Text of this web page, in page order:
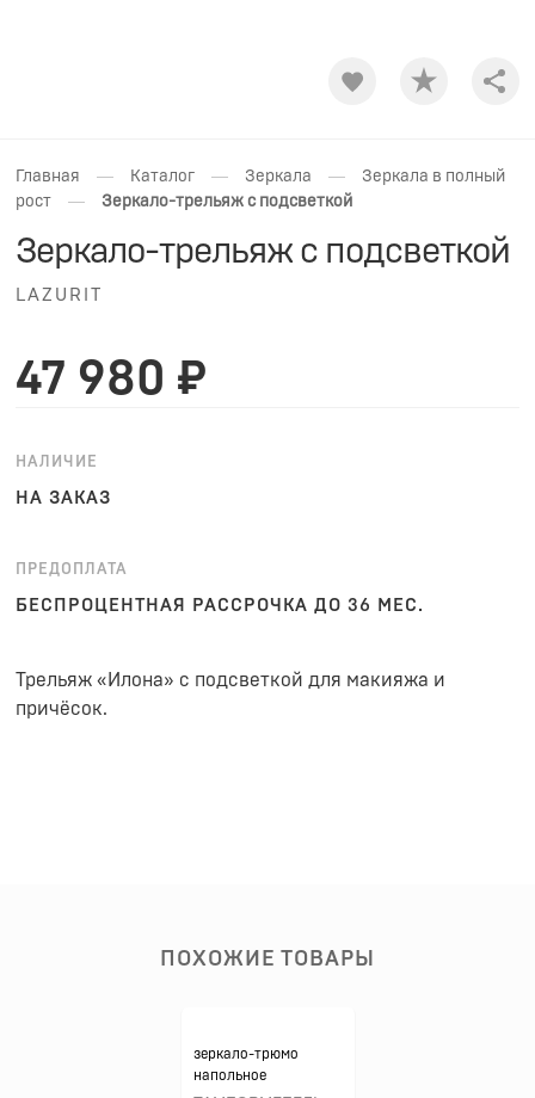
Главная — Каталог — Зеркала —
Зеркала в полный
рост
— Зеркало-трельяж с подсветкой
Зеркало-трельяж с подсветкой
LAZURIT
47 980 ₽
НАЛИЧИЕ
НА ЗАКАЗ
ПРЕДОПЛАТА
БЕСПРОЦЕНТНАЯ РАССРОЧКА ДО 36 МЕС.
Трельяж «Илона» с подсветкой для макияжа и
причёсок.
ПОХОЖИЕ ТОВАРЫ
зеркало-трюмо
напольное